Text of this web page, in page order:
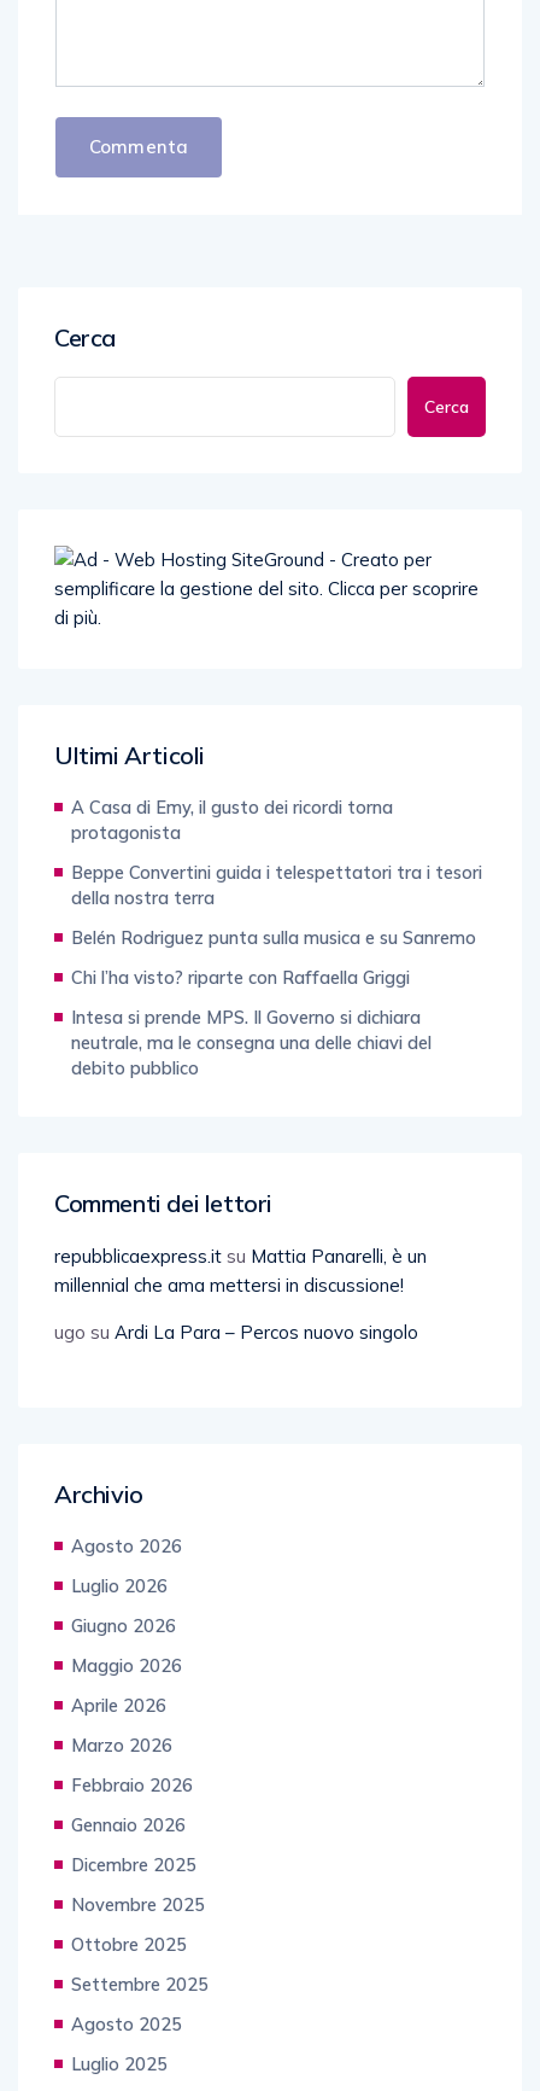
Cerca
Cerca
Ultimi Articoli
A Casa di Emy, il gusto dei ricordi torna
protagonista
Beppe Convertini guida i telespettatori tra i tesori
della nostra terra
Belén Rodriguez punta sulla musica e su Sanremo
Chi l’ha visto? riparte con Raffaella Griggi
Intesa si prende MPS. Il Governo si dichiara
neutrale, ma le consegna una delle chiavi del
debito pubblico
Commenti dei lettori
repubblicaexpress.it su Mattia Panarelli, è un
millennial che ama mettersi in discussione!
ugo su Ardi La Para – Percos nuovo singolo
Archivio
Agosto 2026
Luglio 2026
Giugno 2026
Maggio 2026
Aprile 2026
Marzo 2026
Febbraio 2026
Gennaio 2026
Dicembre 2025
Novembre 2025
Ottobre 2025
Settembre 2025
Agosto 2025
Luglio 2025